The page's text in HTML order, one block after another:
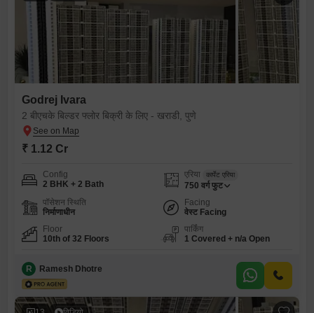
Godrej Ivara
2 बीएचके बिल्डर फ्लोर बिक्री के लिए - खराडी, पुणे
₹ 1.12 Cr
Config
2 BHK + 2 Bath
एरिया कार्पेट एरिया
750 वर्ग फुट
पॉसेशन स्थिति
निर्माणाधीन
Facing
वेस्ट Facing
Floor
10th of 32 Floors
पार्किंग
1 Covered + n/a Open
R Ramesh Dhotre